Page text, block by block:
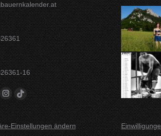
16
auf:
Instagram
Seite
wird
TikTok
Seite
wird
Einstellungen ändern